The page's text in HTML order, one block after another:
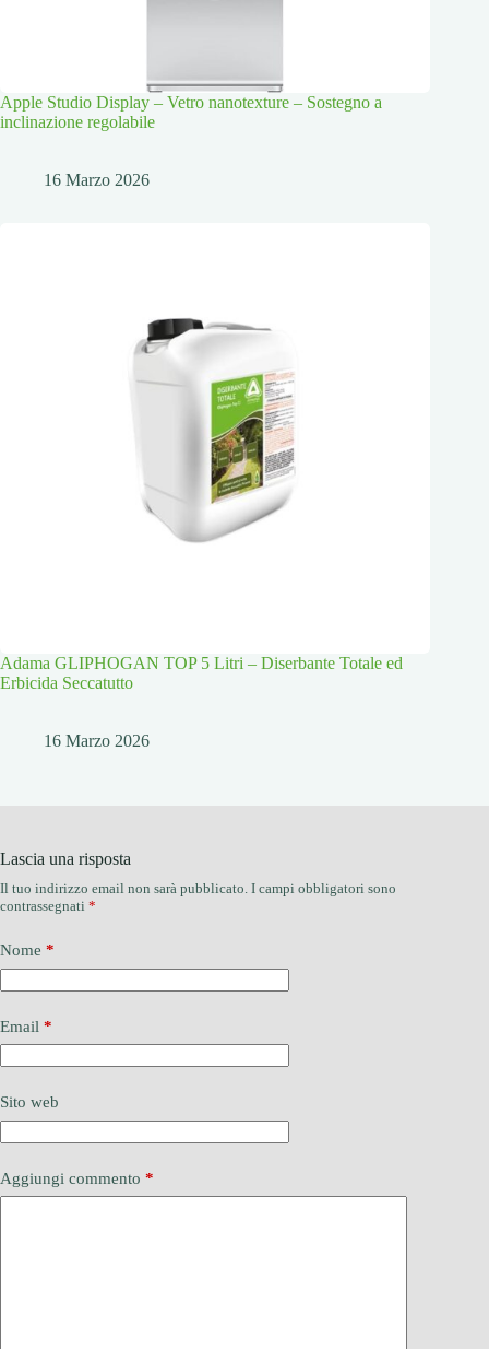
Apple Studio Display – Vetro nanotexture – Sostegno a
inclinazione regolabile
16 Marzo 2026
Adama GLIPHOGAN TOP 5 Litri – Diserbante Totale ed
Erbicida Seccatutto
16 Marzo 2026
Lascia una risposta
Il tuo indirizzo email non sarà pubblicato. I campi obbligatori sono
contrassegnati *
Nome *
Email *
Sito web
Aggiungi commento *